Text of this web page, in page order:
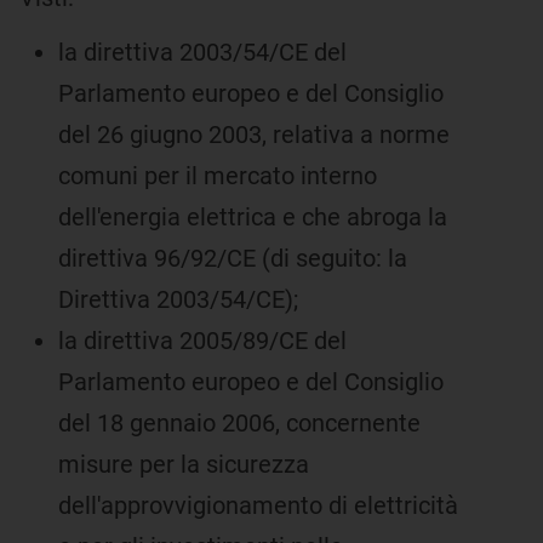
la direttiva 2003/54/CE del
Parlamento europeo e del Consiglio
del 26 giugno 2003, relativa a norme
comuni per il mercato interno
dell'energia elettrica e che abroga la
direttiva 96/92/CE (di seguito: la
Direttiva 2003/54/CE);
la direttiva 2005/89/CE del
Parlamento europeo e del Consiglio
del 18 gennaio 2006, concernente
misure per la sicurezza
dell'approvvigionamento di elettricità